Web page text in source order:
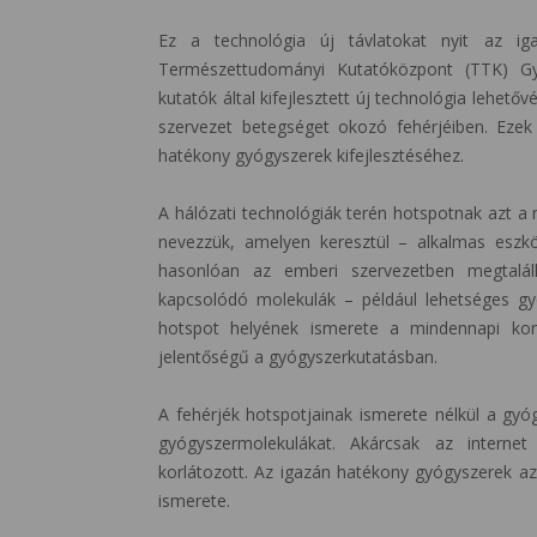
Ez a technológia új távlatokat nyit az
Természettudományi Kutatóközpont (TTK)
kutatók által kifejlesztett új technológia
szervezet betegséget okozó fehérjéiben.
hatékony gyógyszerek kifejlesztéséhez.
A hálózati technológiák terén hotspotnak azt a
nevezzük, amelyen keresztül – alkalmas
hasonlóan az emberi szervezetben
kapcsolódó molekulák – például lehetséges
hotspot helyének ismerete a mindennapi
jelentőségű a gyógyszerkutatásban.
A fehérjék hotspotjainak ismerete nélkül a
gyógyszermolekulákat. Akárcsak az
korlátozott. Az igazán hatékony gyógyszerek
ismerete.